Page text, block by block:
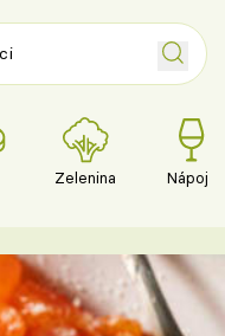
Zelenina Nápoje